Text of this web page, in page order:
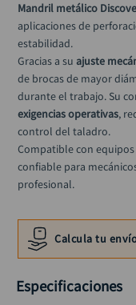
Mandril metálico
aplicaciones de
estabilidad.
Gracias a su ajuste
de brocas de mayor
durante el trabajo. Su
exigencias operativas,
control del taladro.
Compatible con
confiable para
profesional.
Capacidad: 1/16”
Rosca: 3/8" – 24
Material: Metálico
Calcula tu
Especificaciones
taladro
llave impacto